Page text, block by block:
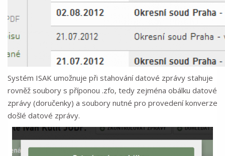
Systém ISAK umožnuje při stahování datové zprávy stahuje
rovněž soubory s příponou .zfo, tedy zejména obálku datové
zprávy (doručenky) a soubory nutné pro provedení konverze
došlé datové zprávy.